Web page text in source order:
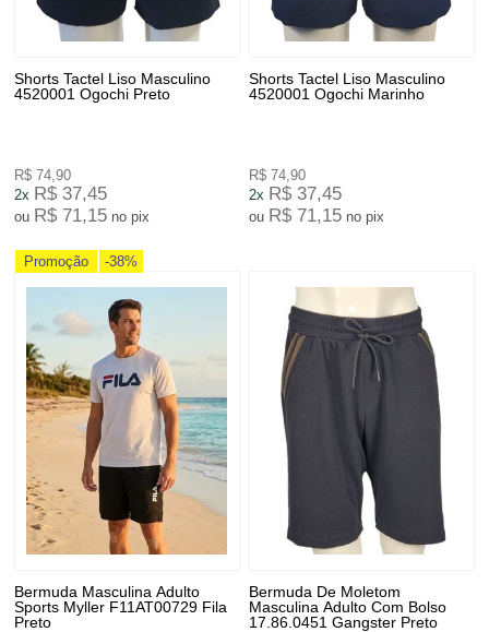
Shorts Tactel Liso Masculino
4520001 Ogochi Preto
R$ 74,90
2x R$ 37,45
ou R$ 71,15 no pix
Shorts Tactel Liso Masculino
4520001 Ogochi Marinho
R$ 74,90
2x R$ 37,45
ou R$ 71,15 no pix
Promoção -38%
Bermuda Masculina Adulto
Sports Myller F11AT00729 Fila
Preto
Bermuda De Moletom
Masculina Adulto Com Bolso
17.86.0451 Gangster Preto